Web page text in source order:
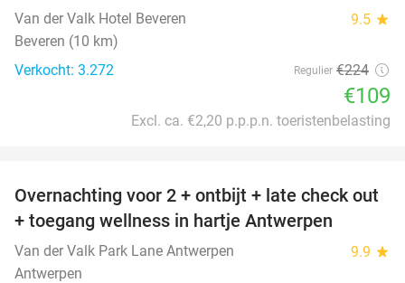
Van der Valk Hotel Beveren 9.5 star
Beveren (10 km)
Verkocht: 3.272
Regulier €224
€109
Excl. ca. €2,20 p.p.p.n. toeristenbelasting
59%
Overnachting voor 2 + ontbijt + late check out
+ toegang wellness in hartje Antwerpen
Van der Valk Park Lane Antwerpen 9.9 star
Antwerpen